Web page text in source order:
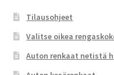
Tilausohjeet
Valitse oikea
Auton renkaat netistä